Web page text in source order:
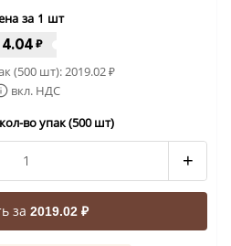
за 1 шт
4.04 ₽
(500 шт): 2019.02₽
вкл. НДС
во упак (500 шт)
+
за 2019.02 ₽